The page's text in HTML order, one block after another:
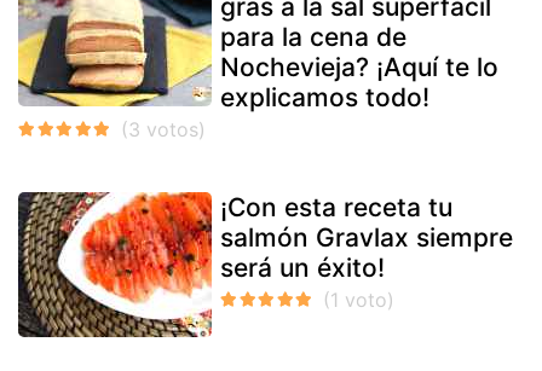
gras a la sal superfácil
para la cena de
Nochevieja? ¡Aquí te lo
explicamos todo!
¡Con esta receta tu
salmón Gravlax siempre
será un éxito!